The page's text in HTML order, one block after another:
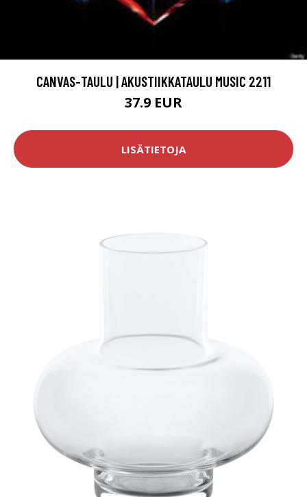
CANVAS-TAULU | AKUSTIIKKATAULU MUSIC 2211
37.9 EUR
LISÄTIETOJA